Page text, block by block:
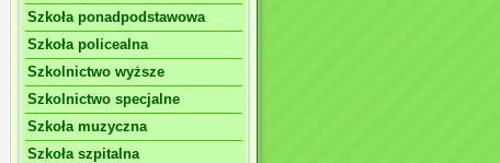
Szkoła ponadpodstawowa
Szkoła policealna
Szkolnictwo wyższe
Szkolnictwo specjalne
Szkoła muzyczna
Szkoła szpitalna